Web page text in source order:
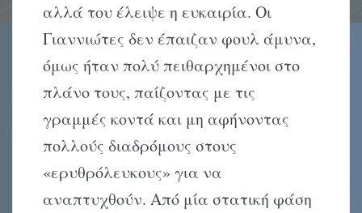
αλλά του έλειψε η ευκαιρία. Οι
Γιαννιώτες δεν έπαιζαν φουλ άμυνα,
όμως ήταν πολύ πειθαρχημένοι στο
πλάνο τους, παίζοντας με τις
γραμμές κοντά και μη αφήνοντας
πολλούς διαδρόμους στους
«ερυθρόλευκους» για να
αναπτυχθούν. Από μία στατική φάση